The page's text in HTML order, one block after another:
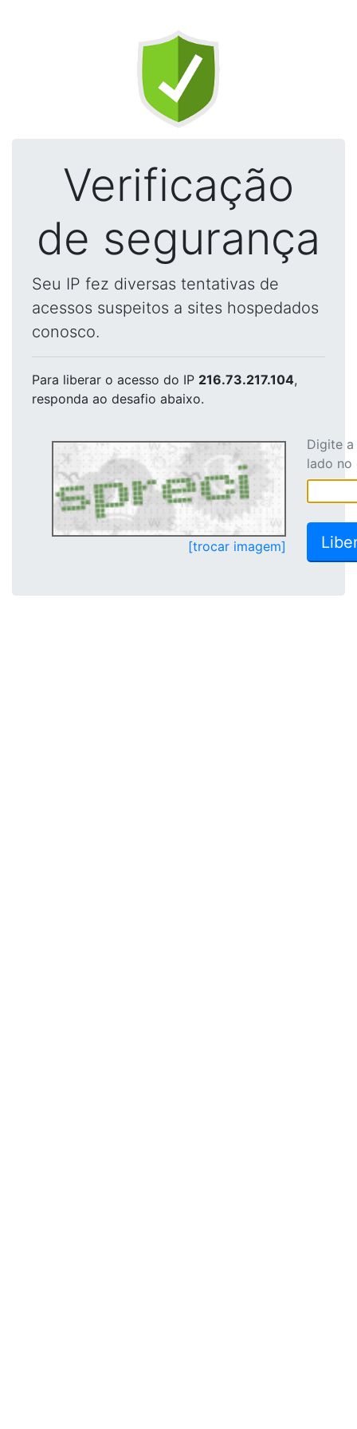
Verificação
de segurança
Seu IP fez diversas tentativas de
acessos suspeitos a sites hospedados
conosco.
Para liberar o acesso do IP 216.73.217.104,
responda ao desafio abaixo.
[trocar imagem]
Digite
lado no